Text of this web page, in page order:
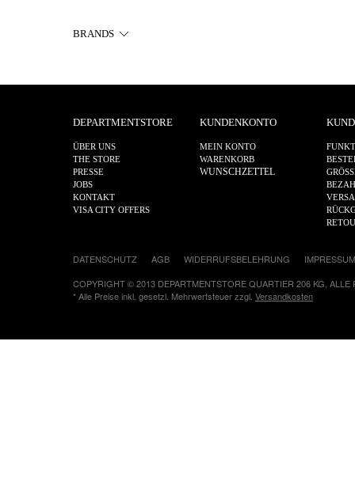
BRANDS
DEPARTMENTSTORE
ÜBER UNS
THE STORE
PRESSE
JOBS
KONTAKT
VISA CITY OFFERS
KUNDENKONTO
MEIN KONTO
WARENKORB
WUNSCHZETTEL
DATENSCHUTZ AGB WIDERRUFSBELEHRUNG
IMPRESSUM
COPYRIGHT © 2013 DEPARTMENTSTORE QUARTIER 206 KG, ALLE
* Alle Preise inkl. gesetzl. Mehrwertsteuer zzgl. Versandkosten